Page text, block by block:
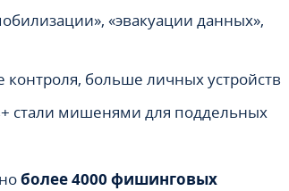
«эвакуации данных»,
больше личных устройств
стали мишенями для поддельных
более 4000 фишинговых